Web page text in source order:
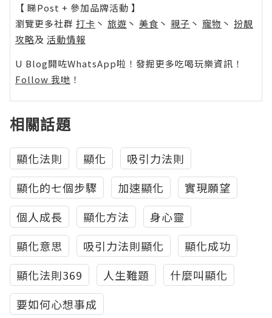
【 睇Post + 參加品牌活動 】
瀏覽更多社群 打卡 丶 旅遊 丶 美食 丶 親子 丶 寵物 丶 扮靚
攻略及 活動情報
U Blog開咗WhatsApp啦！發掘更多吃喝玩樂資訊！
Follow 我哋 ！
相關話題
顯化法則 顯化
吸引力法則
顯化的七個步驟
加速顯化
實現願望
個人成長
顯化方法
身心靈
顯化意思
吸引力法則顯化
顯化成功
顯化法則369
人生難題
什麼叫顯化
要如何心想事成